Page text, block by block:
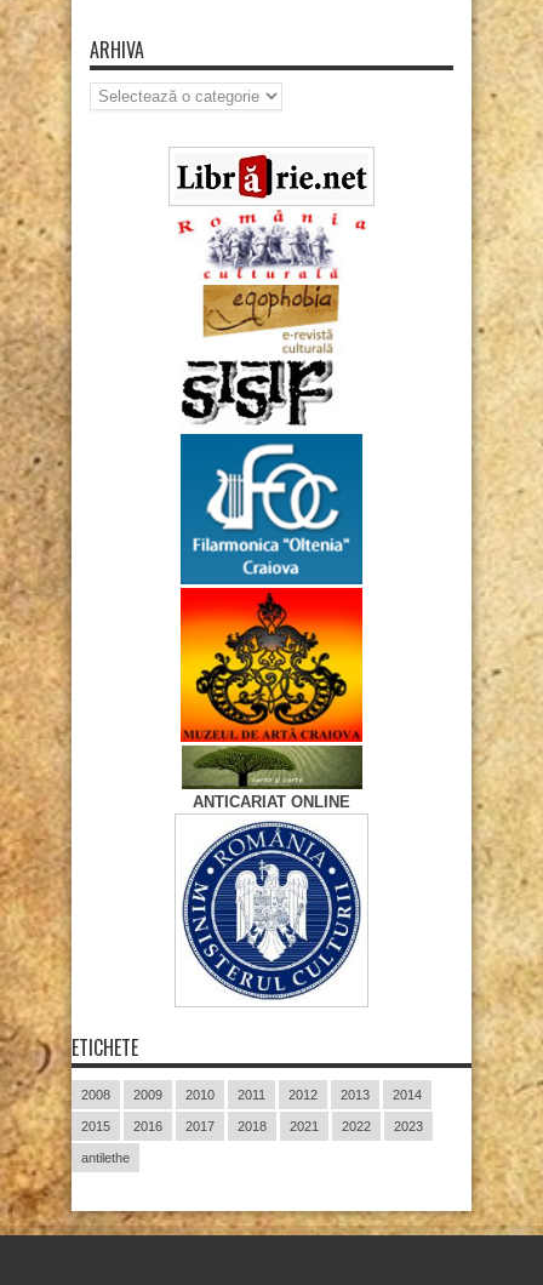
ARHIVA
Arhiva
ANTICARIAT ONLINE
ETICHETE
2008 2009 2010 2011 2012 2013 2014
2015 2016 2017 2018 2021 2022 2023
antilethe